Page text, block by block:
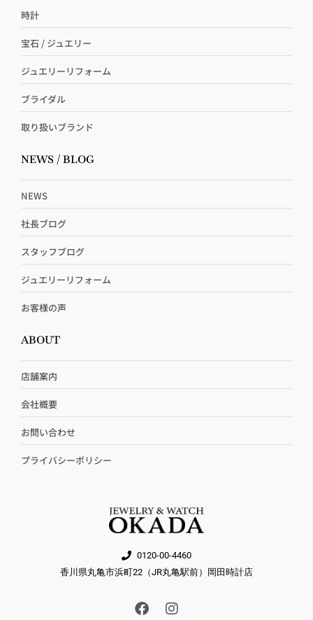
時計
宝石 / ジュエリー
ジュエリーリフォーム
ブライダル
取り扱いブランド
NEWS / BLOG
NEWS
社長ブログ
スタッフブログ
ジュエリーリフォーム
お客様の声
ABOUT
店舗案内
会社概要
お問い合わせ
プライバシーポリシー
0120-00-4460
香川県丸亀市浜町22（JR丸亀駅前）岡田時計店
F
a
I
n